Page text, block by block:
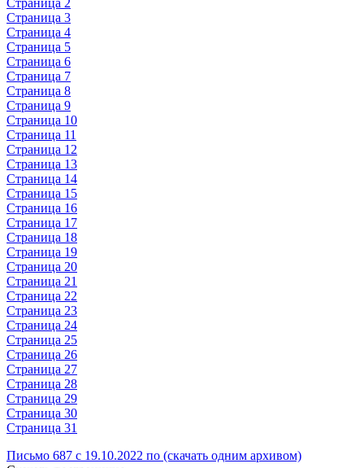
Страница 3
Страница 4
Страница 5
Страница 6
Страница 7
Страница 8
Страница 9
Страница 10
Страница 11
Страница 12
Страница 13
Страница 14
Страница 15
Страница 16
Страница 17
Страница 18
Страница 19
Страница 20
Страница 21
Страница 22
Страница 23
Страница 24
Страница 25
Страница 26
Страница 27
Страница 28
Страница 29
Страница 30
Страница 31
Письмо 687 с 19.10.2022 по (скачать одним архивом)